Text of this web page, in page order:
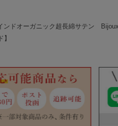
ンドオーガニック超長綿サテン
】